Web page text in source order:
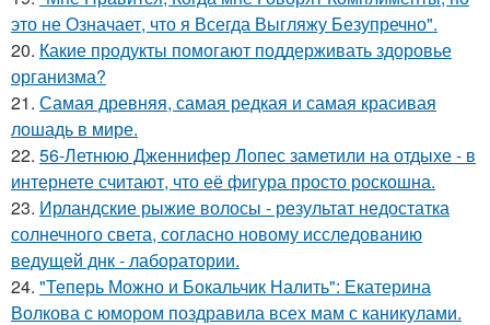
это не Означает, что я Всегда Выгляжу Безупречно".
20. Какие продукты помогают поддерживать здоровье
организма?
21. Самая древняя, самая редкая и самая красивая
лошадь в мире.
22. 56-Летнюю Дженнифер Лопес заметили на отдыхе - в
интернете считают, что её фигура просто роскошна.
23. Ирландские рыжие волосы - результат недостатка
солнечного света, согласно новому исследованию
ведущей днк - лаборатории.
24. "Теперь Можно и Бокальчик Налить": Екатерина
Волкова с юмором поздравила всех мам с каникулами.